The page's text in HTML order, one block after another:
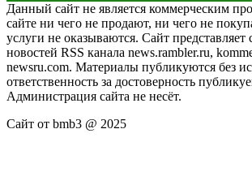
Данный сайт не является коммерческим
сайте ни чего не продают, ни чего не
услуги не оказываются. Сайт представляет
новостей RSS канала news.rambler.ru,
newsru.com. Материалы публикуются без
ответственность за достоверность
Администрация сайта не несёт.
Сайт от bmb3 @ 2025